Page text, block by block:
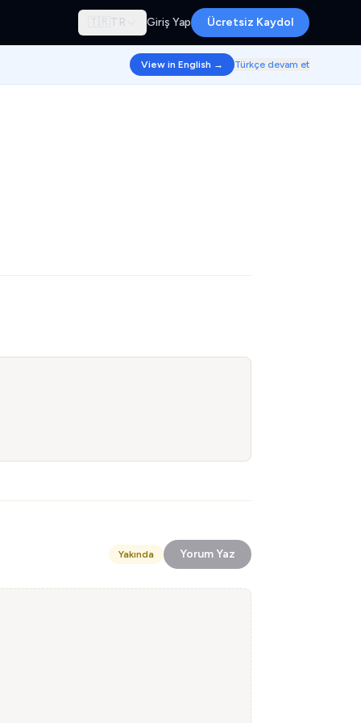
🇹🇷 TR Giriş Yap Ücretsiz Kaydol
View in English → Türkçe devam et
Yakında Yorum Yaz